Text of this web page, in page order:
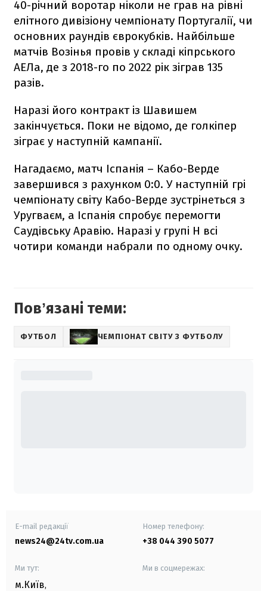
40-річний воротар ніколи не грав на рівні
елітного дивізіону чемпіонату Португалії, чи
основних раундів єврокубків. Найбільше
матчів Возінья провів у складі кіпрського
АЕЛа, де з 2018-го по 2022 рік зіграв 135
разів.
Наразі його контракт із Шавишем
закінчується. Поки не відомо, де голкіпер
зіграє у наступній кампанії.
Нагадаємо, матч Іспанія – Кабо-Верде
завершився з рахунком 0:0. У наступній грі
чемпіонату світу Кабо-Верде зустрінеться з
Уругваєм, а Іспанія спробує перемогти
Саудівську Аравію. Наразі у групі H всі
чотири команди набрали по одному очку.
Повʼязані теми:
ФУТБОЛ ЧЕМПІОНАТ СВІТУ З ФУТБОЛУ
E-mail редакції
news24@24tv.com.ua
Номер телефону:
+38 044 390 5077
Ми тут:
м.Київ,
Ми в соцмережах: